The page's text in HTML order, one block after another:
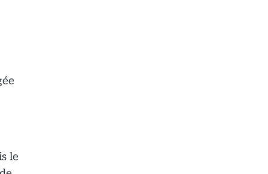
le